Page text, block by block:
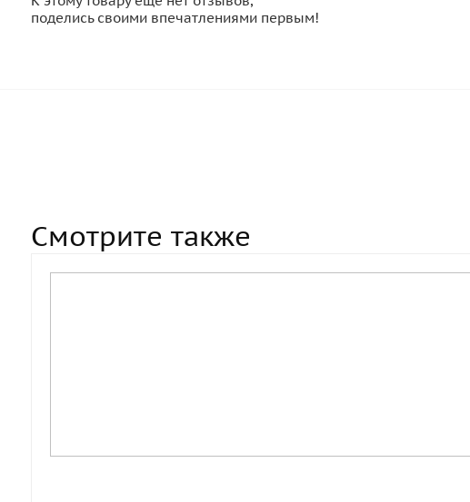
поделись своими впечатлениями первым!
Смотрите также